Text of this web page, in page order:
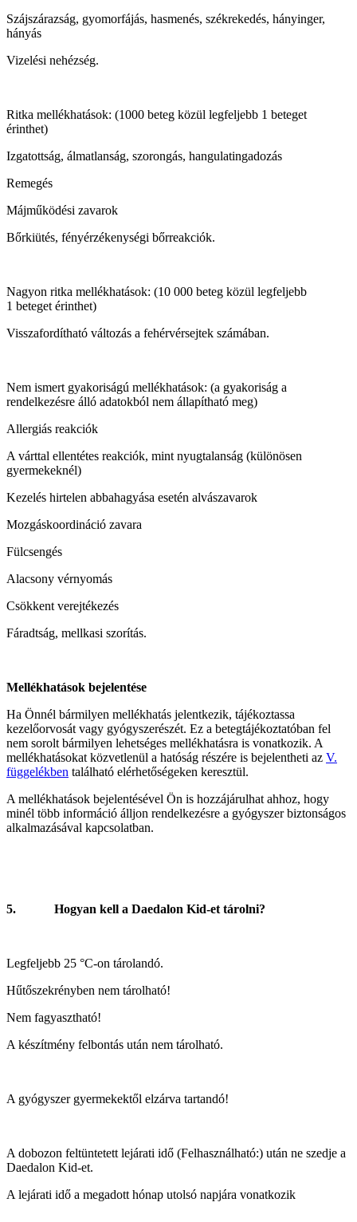
Szájszárazság, gyomorfájás, hasmenés, székrekedés, hányinger,
hányás
Vizelési nehézség.
Ritka mellékhatások: (1000 beteg közül legfeljebb 1 beteget
érinthet)
Izgatottság, álmatlanság, szorongás, hangulatingadozás
Remegés
Májműködési zavarok
Bőrkiütés, fényérzékenységi bőrreakciók.
Nagyon ritka mellékhatások: (10 000 beteg közül legfeljebb
1 beteget érinthet)
Visszafordítható változás a fehérvérsejtek számában.
Nem ismert gyakoriságú mellékhatások: (a gyakoriság a
rendelkezésre álló adatokból nem állapítható meg)
Allergiás reakciók
A várttal ellentétes reakciók, mint nyugtalanság (különösen
gyermekeknél)
Kezelés hirtelen abbahagyása esetén alvászavarok
Mozgáskoordináció zavara
Fülcsengés
Alacsony vérnyomás
Csökkent verejtékezés
Fáradtság, mellkasi szorítás.
Mellékhatások bejelentése
Ha Önnél bármilyen mellékhatás jelentkezik, tájékoztassa
kezelőorvosát vagy gyógyszerészét. Ez a betegtájékoztatóban fel
nem sorolt bármilyen lehetséges mellékhatásra is vonatkozik. A
mellékhatásokat közvetlenül a hatóság részére is bejelentheti az V.
függelékben található elérhetőségeken keresztül.
A mellékhatások bejelentésével Ön is hozzájárulhat ahhoz, hogy
minél több információ álljon rendelkezésre a gyógyszer biztonságos
alkalmazásával kapcsolatban.
5. Hogyan kell a Daedalon Kid‑et tárolni?
Legfeljebb 25 °C-on tárolandó.
Hűtőszekrényben nem tárolható!
Nem fagyasztható!
A készítmény felbontás után nem tárolható.
A gyógyszer gyermekektől elzárva tartandó!
A dobozon feltüntetett lejárati idő (Felhasználható:) után ne szedje a
Daedalon Kid‑et.
A lejárati idő a megadott hónap utolsó napjára vonatkozik